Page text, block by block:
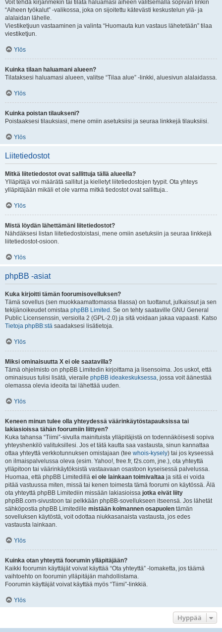
Voit tehdä kirjanmekin tai tilata haluamasi aiheen valitsemalla sopivan linkin
“Aiheen työkalut” -valikossa, joka on sijoitettu kätevästi keskustelun ylä- ja
alalaidan lähelle.
Viestiketjuun vastaaminen ja valinta “Huomauta kun vastaus lähetetään” tilaa
viestiketjun.
Ylös
Kuinka tilaan haluamani alueen?
Tilataksesi haluamasi alueen, valitse “Tilaa alue” -linkki, aluesivun alalaidassa.
Ylös
Kuinka poistan tilaukseni?
Poistaaksesi tilauksiasi, mene omiin asetuksiisi ja seuraa linkkejä tilauksiisi.
Ylös
Liitetiedostot
Mitkä liitetiedostot ovat sallittuja tällä alueella?
Ylläpitäjä voi määrätä sallitut ja kielletyt liitetiedostojen tyypit. Ota yhteys
ylläpitäjään mikäli et ole varma mitkä tiedostot ovat sallittuja..
Ylös
Mistä löydän lähettämäni liitetiedostot?
Nähdäksesi listan liitetiedostoistasi, mene omiin asetuksiin ja seuraa linkkejä
liitetiedostot-osioon.
Ylös
phpBB -asiat
Kuka kirjoitti tämän foorumisovelluksen?
Tämä sovellus (sen muokkaamattomassa tilassa) on tuottanut, julkaissut ja sen
tekijänoikeudet omistaa phpBB Limited . Se on tehty saataville GNU General
Public Licensenssin, versiolla 2 (GPL-2.0) ja sitä voidaan jakaa vapaasti. Katso
Tietoja phpBB:stä saadaksesi lisätietoja.
Ylös
Miksi ominaisuutta X ei ole saatavilla?
Tämä ohjelmisto on phpBB Limitedin kirjoittama ja lisensoima. Jos uskot, että
ominaisuus tulisi lisätä, vieraile phpBB ideakeskuksessa, jossa voit äänestää
olemassa olevia ideoita tai lähettää uuden.
Ylös
Keneen minun tulee olla yhteydessä väärinkäytöstapauksissa tai
lakiasioissa tähän foorumiin liittyen?
Kuka tahansa “Tiimi”-sivulla mainituista ylläpitäjistä on todennäköisesti sopiva
yhteyshenkilö valituksillesi. Jos et tätä kautta saa vastausta, sinun kannattaa
ottaa yhteyttä verkkotunnuksen omistajaan (tee whois-kysely) tai jos kyseessä
on ilmaispalvelussa oleva (esim. Yahoo!, free.fr, f2s.com, jne.), ota yhteyttä
ylläpitoon tai väärinkäytöksistä vastaavaan osastoon kyseisessä palvelussa.
Huomaa, että phpBB Limitedillä ei ole lainkaan toimivaltaa ja sitä ei voida
pitää vastuussa miten, missä tai kenen toimesta tämä foorumi on käytössä. Älä
ota yhteyttä phpBB Limitediin missään lakiasioissa jotka eivät liity
phpBB.com-sivustoon tai pelkkään phpBB-sovellukseen itseensä. Jos lähetät
sähköpostia phpBB Limitedille mistään kolmannen osapuolen tämän
sovelluksen käytöstä, voit odottaa niukkasanaista vastausta, jos edes
vastausta lainkaan.
Ylös
Kuinka otan yhteyttä foorumin ylläpitäjään?
Kaikki foorumin käyttäjät voivat käyttää “Ota yhteyttä” -lomaketta, jos täämä
vaihtoehto on foorumin ylläpitäjän mahdollistama.
Foorumin käyttäjät voivat käyttää myös “Tiimi”-linkkiä.
Ylös
Hyppää